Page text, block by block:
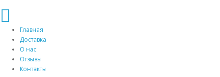
Главная
Доставка
О нас
Отзывы
Контакты